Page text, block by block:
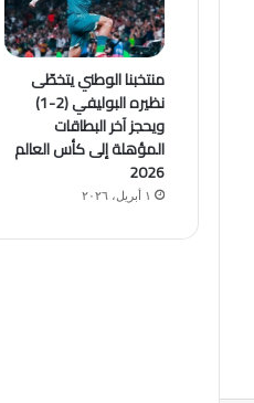
منتخبنا الوطني يتخطّى
نظيره البوليفي (2-1)
ويحجز آخر البطاقات
المؤهلة إلى كأس العالم
2026
١ أبريل، ٢٠٢٦